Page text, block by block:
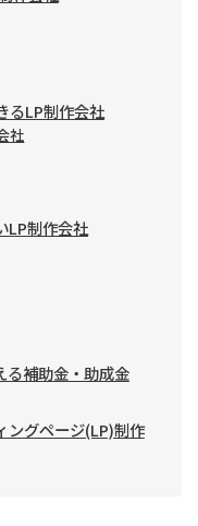
るLP制作会社
社
LP制作会社
る補助金・助成金
ングページ(LP)制作